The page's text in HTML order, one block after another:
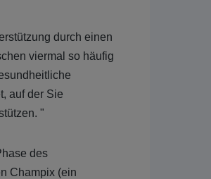
durch einen
viermal so häufig
auf der Sie
"
des
Champix (ein